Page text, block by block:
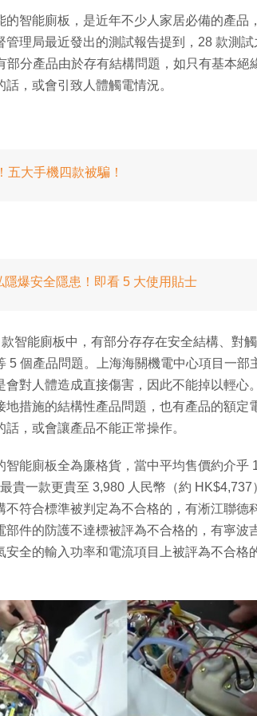
的智能廁板，是近年不少人家居必備的產品
理局最近發出的測試報告提到，28 款測
部分產品由於存有結構問題，如只有基本絕
，或會引致人體觸電情況。
五大手機四款被騙！
隱爆安全隱患！即看 5 大使用貼士
款智能廁板中，有部分存存在安全結構、對
5 個產品問題。上海海關機電中心項目一部
對人體造成直接傷害，因此不能掉以輕心
措施的結構性產品問題，也有產品的額定
，或會讓產品不能正常操作。
能廁板全為廉格貨，當中平均售價約介乎
貴一款更貴至 3,980 人民幣（約 HK$4,737
符合標準被判定為不合格的，有淅江聯德
部件的防護不達標被評為不合格的，有寧波
全的輸入功率和電流項目上被評為不合格